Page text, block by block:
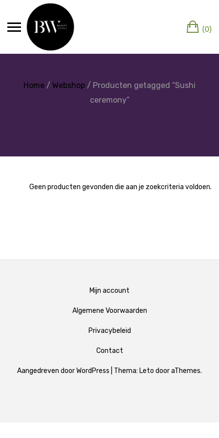
(0)
Home / Webshop / Producten getagged “Sushi
ceremony”
Geen producten gevonden die aan je zoekcriteria voldoen.
Mijn account
Algemene Voorwaarden
Privacybeleid
Contact
Aangedreven door WordPress Thema: Leto door aThemes.